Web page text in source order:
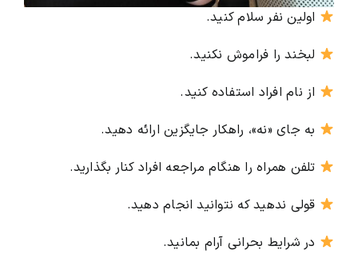
اولین نفر سلام کنید.
لبخند را فراموش نکنید.
از نام افراد استفاده کنید.
به جای «نه»، راهکار جایگزین ارائه دهید.
تلفن همراه را هنگام مراجعه افراد کنار بگذارید.
قولی ندهید که نتوانید انجام دهید.
در شرایط بحرانی آرام بمانید.